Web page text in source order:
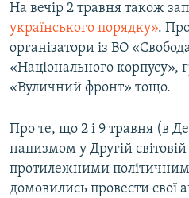
На вечір 2 травня також
українського порядку».
організатори із ВО
«Національного корпусу»,
«Вуличний фронт» тощо.
Про те, що 2 і 9 травня (в
нацизмом у Другій
протилежними
домовились провести свої